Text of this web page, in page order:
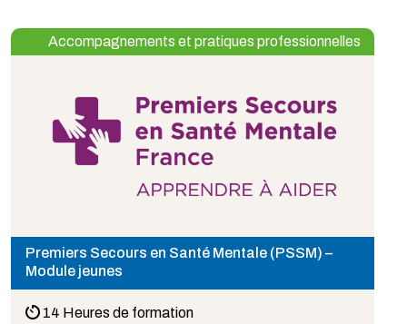
Accompagnements et pratiques professionnelles
Premiers Secours en Santé Mentale (PSSM) –
Module jeunes
14 Heures de formation